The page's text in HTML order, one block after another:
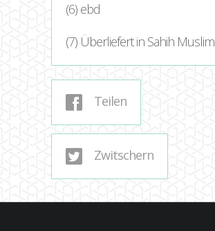
(6) ebd
(7) Überliefert in Sahih Muslim
Teilen
Zwitschern